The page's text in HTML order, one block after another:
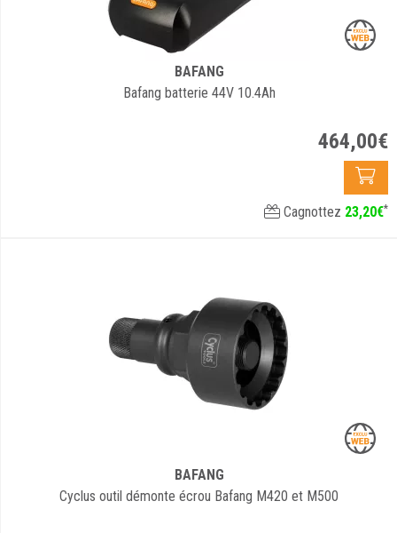
BAFANG
Bafang batterie 44V 10.4Ah
464,00€
Cagnottez 23,20€*
BAFANG
Cyclus outil démonte écrou Bafang M420 et M500